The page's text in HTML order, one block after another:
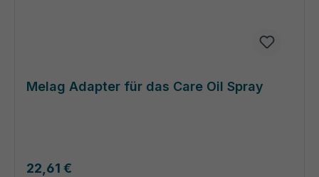
Melag Adapter für das Care Oil Spray
Regulärer Preis:
22,61 €